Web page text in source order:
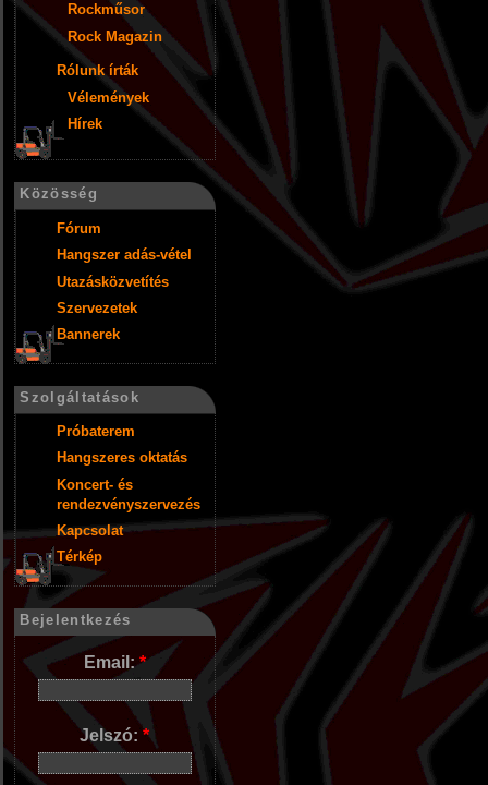
Rockműsor
Rock Magazin
Rólunk írták
Vélemények
Hírek
Közösség
Fórum
Hangszer adás-vétel
Utazásközvetítés
Szervezetek
Bannerek
Szolgáltatások
Próbaterem
Hangszeres oktatás
Koncert- és
rendezvényszervezés
Kapcsolat
Térkép
Bejelentkezés
Email:*
Jelszó:*